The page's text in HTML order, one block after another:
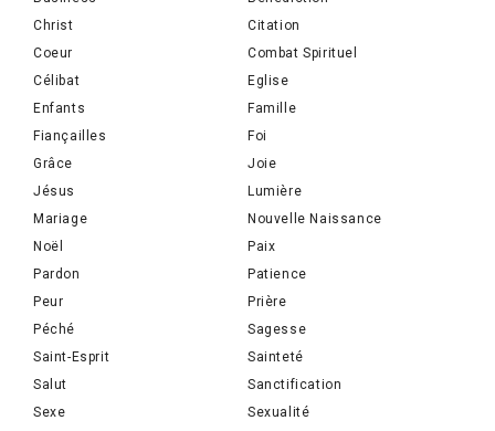
Christ
Citation
Coeur
Combat Spirituel
Célibat
Eglise
Enfants
Famille
Fiançailles
Foi
Grâce
Joie
Jésus
Lumière
Mariage
Nouvelle Naissance
Noël
Paix
Pardon
Patience
Peur
Prière
Péché
Sagesse
Saint-Esprit
Sainteté
Salut
Sanctification
Sexe
Sexualité